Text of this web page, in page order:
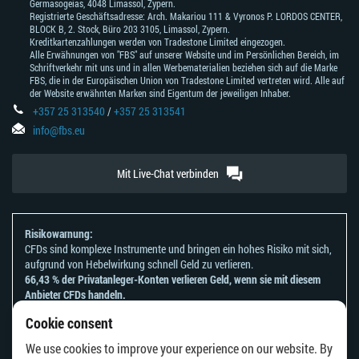
Cookie consent
We use cookies to improve your experience on our website. By
Germasogeias, 4048 Limassol, Zypern.
Registrierte Geschäftsadresse: Arch. Makariou 111 & Vyronos Р. LORDOS CENTER,
BLOCK В, 2. Stock, Büro 203 3105, Limassol, Zypern.
Kreditkartenzahlungen werden von Tradestone Limited eingezogen.
Alle Erwähnungen von "FBS" auf unserer Website und im Persönlichen Bereich, im
Schriftverkehr mit uns und in allen Werbematerialien beziehen sich auf die Marke
FBS, die in der Europäischen Union von Tradestone Limited vertreten wird. Alle auf
der Website erwähnten Marken sind Eigentum der jeweiligen Inhaber.
+357 25 313540/+357 25 313541
info@fbs.eu
Mit Live-Chat verbinden
Risikowarnung:
CFDs sind komplexe Instrumente und bringen ein hohes Risiko mit sich,
aufgrund von Hebelwirkung schnell Geld zu verlieren.
66,43 % der Privatanleger-Konten verlieren Geld, wenn sie mit diesem
Anbieter CFDs handeln.
ob Sie es sich leisten können, zu riskieren, Ihr Geld zu verlieren.
Bitte beachten Sie unsere
Risikoanerkennungen und Offenlegungen
Die Informationen auf dieser Website sind nicht für Personen bestimmt,